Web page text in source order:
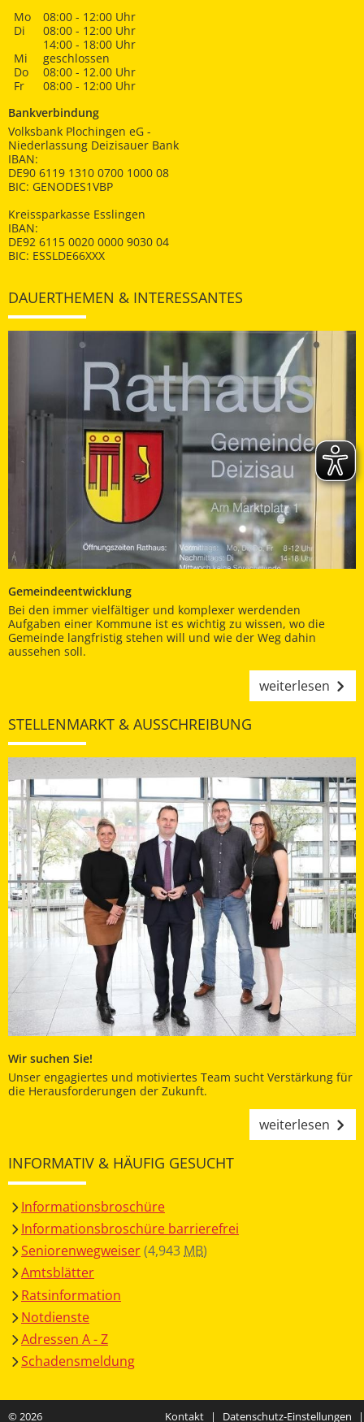
Mo
08:00 - 12:00 Uhr
Di
08:00 - 12:00 Uhr
14:00 - 18:00 Uhr
Mi
geschlossen
Do
08:00 - 12.00 Uhr
Fr
08:00 - 12:00 Uhr
Bankverbindung
Volksbank Plochingen eG -
Niederlassung Deizisauer Bank
IBAN:
DE90 6119 1310 0700 1000 08
BIC: GENODES1VBP
Kreissparkasse Esslingen
IBAN:
DE92 6115 0020 0000 9030 04
BIC: ESSLDE66XXX
DAUERTHEMEN & INTERESSANTES
Gemeindeentwicklung
Bei den immer vielfältiger und komplexer werdenden
Aufgaben einer Kommune ist es wichtig zu wissen, wo die
Gemeinde langfristig stehen will und wie der Weg dahin
aussehen soll.
weiterlesen
STELLENMARKT & AUSSCHREIBUNG
Wir suchen Sie!
Unser engagiertes und motiviertes Team sucht Verstärkung für
die Herausforderungen der Zukunft.
weiterlesen
INFORMATIV & HÄUFIG GESUCHT
Informationsbroschüre
Informationsbroschüre barrierefrei
Seniorenwegweiser(4,943 MB)
Amtsblätter
Ratsinformation
Notdienste
Adressen A - Z
Schadensmeldung
© 2026 Kontakt | Datenschutz-Einstellungen |